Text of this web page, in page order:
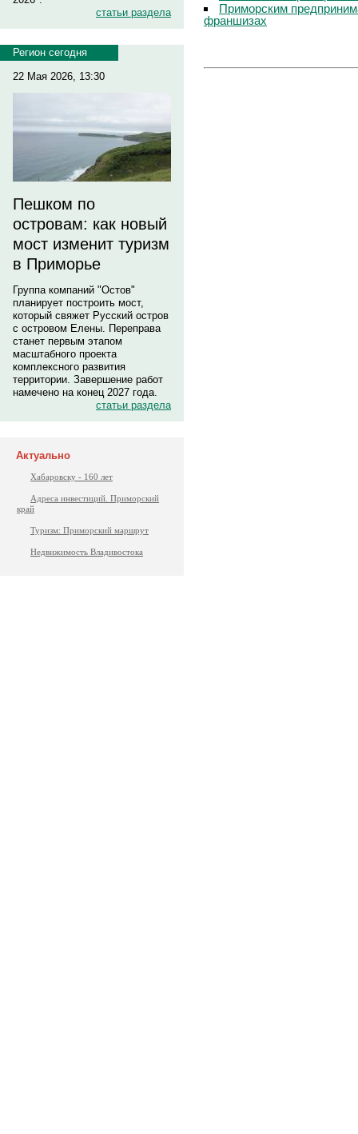
статьи раздела
Регион сегодня
22 Мая 2026, 13:30
Пешком по
островам: как новый
мост изменит туризм
в Приморье
Группа компаний "Остов"
планирует построить мост,
который свяжет Русский остров
с островом Елены. Переправа
станет первым этапом
масштабного проекта
комплексного развития
территории. Завершение работ
намечено на конец 2027 года.
статьи раздела
Актуально
Хабаровску - 160 лет
Адреса инвестиций. Приморский
край
Туризм: Приморский маршрут
Недвижимость Владивостока
Приморским
франшизах